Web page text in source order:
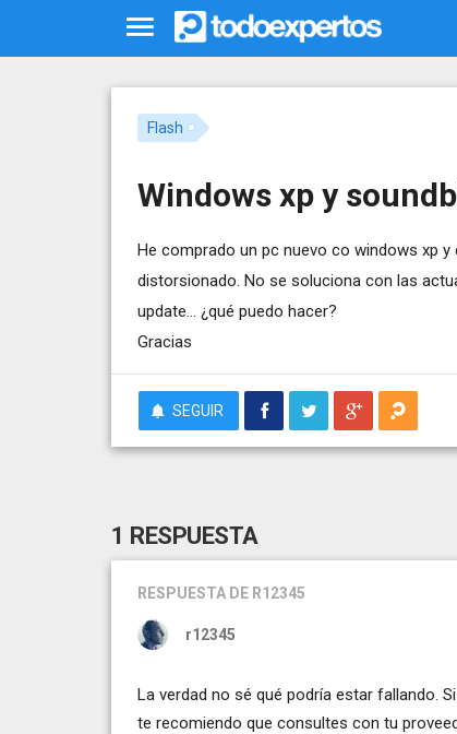
Flash
Windows xp y
He comprado un pc nuevo co windows xp
distorsionado. No se soluciona con las
update... ¿qué puedo hacer?
Gracias
SEGUIR
1 RESPUESTA
RESPUESTA DE R12345
r12345
La verdad no sé qué podría estar fallando.
te recomiendo que consultes con tu